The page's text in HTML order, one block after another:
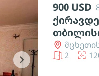
chevron_right
900 USD
2